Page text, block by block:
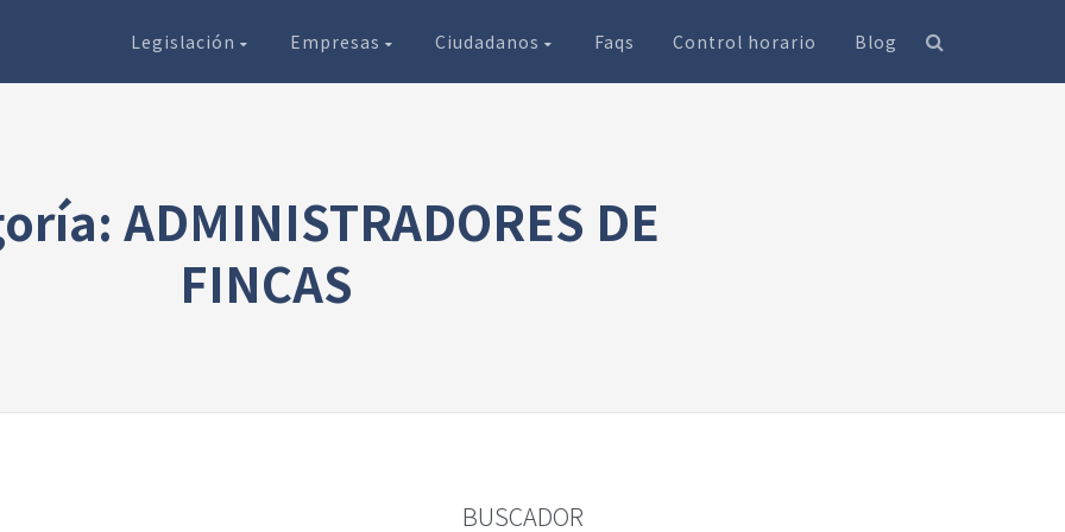
Legislación Empresas Ciudadanos Faqs Control horario Blog
ADMINISTRADORES DE
FINCAS
BUSCADOR